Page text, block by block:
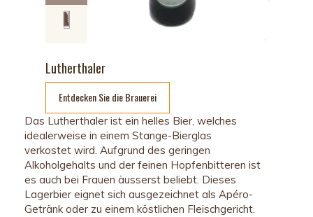
Lutherthaler
Entdecken Sie die Brauerei
Das Lutherthaler ist ein helles Bier, welches
idealerweise in einem Stange-Bierglas
verkostet wird. Aufgrund des geringen
Alkoholgehalts und der feinen Hopfenbitteren ist
es auch bei Frauen äusserst beliebt. Dieses
Lagerbier eignet sich ausgezeichnet als Apéro-
Getränk oder zu einem köstlichen Fleischgericht.